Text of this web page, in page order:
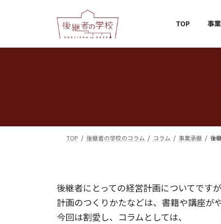
キ
に
TOP 事
TOP 後継者の学校のコラム コラム 事業承継 後
後継者にとっての経営計画についてですが
計画のつくりかたなどは、書籍や講座が
今回は割愛し、コラムとしては、